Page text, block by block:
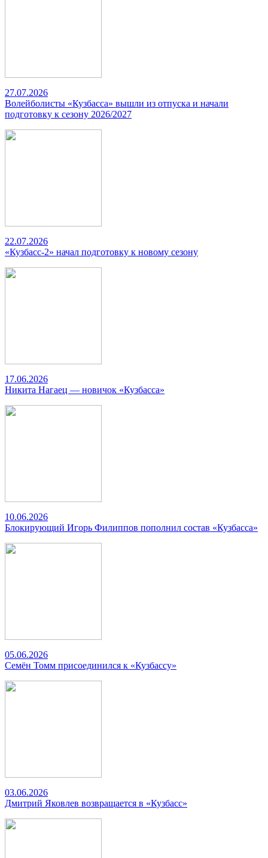
27.07.2026
Волейболисты «Кузбасса» вышли из отпуска и начали
подготовку к сезону 2026/2027
22.07.2026
«Кузбасс-2» начал подготовку к новому сезону
17.06.2026
Никита Нагаец — новичок «Кузбасса»
10.06.2026
Блокирующий Игорь Филиппов пополнил состав «Кузбасса»
05.06.2026
Семён Томм присоединился к «Кузбассу»
03.06.2026
Дмитрий Яковлев возвращается в «Кузбасс»